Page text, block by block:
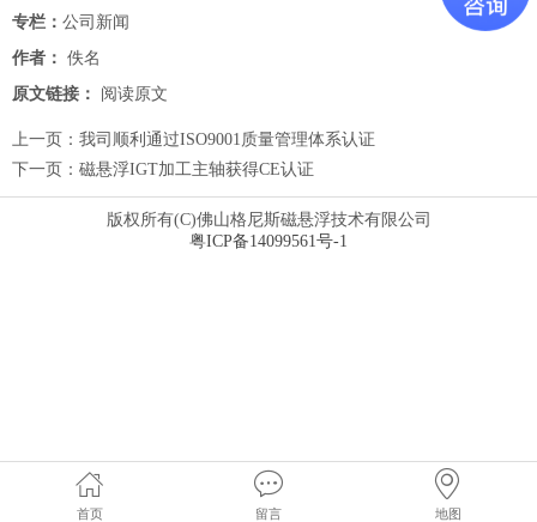
专栏： 公司新闻
作者： 佚名
原文链接：
阅读原文
上一页： 我司顺利通过ISO9001质量管理体系认证
下一页： 磁悬浮IGT加工主轴获得CE认证
版权所有(C)佛山格尼斯磁悬浮技术有限公司
粤ICP备14099561号-1
首页 留言 地图